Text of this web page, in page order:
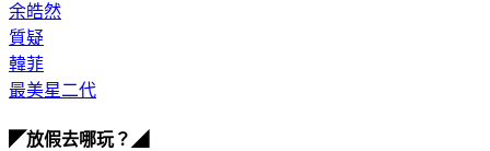
余皓然
質疑
韓菲
最美星二代
◤放假去哪玩？◢